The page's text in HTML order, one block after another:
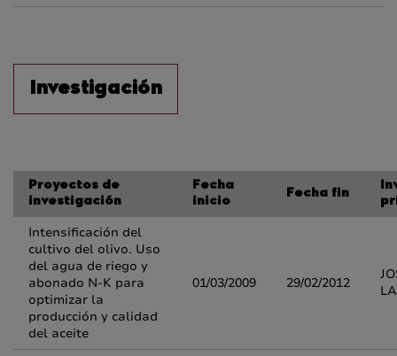
Investigación
Proyectos de
investigación
Fecha
inicio
Fecha fin
Intensificación del
cultivo del olivo. Uso
del agua de riego y
abonado N-K para
optimizar la
producción y calidad
del aceite
01/03/2009 29/02/2012